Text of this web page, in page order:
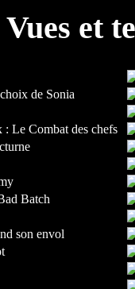
Vues et